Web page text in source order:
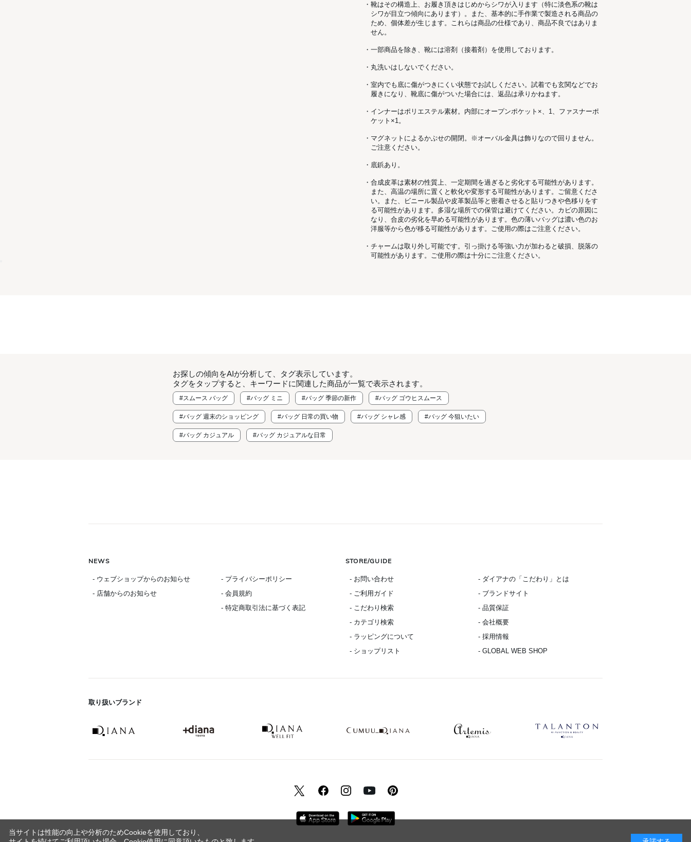
・靴はその構造上、お履き頂きはじめからシワが入ります（特に淡色系の靴は
シワが目立つ傾向にあります）。また、基本的に手作業で製造される商品の
ため、個体差が生じます。これらは商品の仕様であり、商品不良ではありま
せん。
・一部商品を除き、靴には溶剤（接着剤）を使用しております。
・丸洗いはしないでください。
・室内でも底に傷がつきにくい状態でお試しください。試着でも玄関などでお
履きになり、靴底に傷がついた場合には、返品は承りかねます。
・インナーはポリエステル素材。内部にオープンポケット×、1、ファスナーポ
ケット×1。
・マグネットによるかぶせの開閉。※オーバル金具は飾りなので回りません。
ご注意ください。
・底鋲あり。
・合成皮革は素材の性質上、一定期間を過ぎると劣化する可能性があります。
また、高温の場所に置くと軟化や変形する可能性があります。ご留意くださ
い。また、ビニール製品や皮革製品等と密着させると貼りつきや色移りをす
る可能性があります。多湿な場所での保管は避けてください。カビの原因に
なり、合皮の劣化を早める可能性があります。色の薄いバッグは濃い色のお
洋服等から色が移る可能性があります。ご使用の際はご注意ください。
・チャームは取り外し可能です。引っ掛ける等強い力が加わると破損、脱落の
可能性があります。ご使用の際は十分にご注意ください。
お探しの傾向をAIが分析して、タグ表示しています。
タグをタップすると、キーワードに関連した商品が一覧で表示されます。
#スムース バッグ #バッグ ミニ #バッグ 季節の新作 #バッグ ゴウヒスムース
#バッグ 週末のショッピング #バッグ 日常の買い物 #バッグ シャレ感 #バッグ 今狙いたい
#バッグ カジュアル #バッグ カジュアルな日常
NEWS
- ウェブショップからのお知らせ
- 店舗からのお知らせ
- プライバシーポリシー
- 会員規約
- 特定商取引法に基づく表記
STORE/GUIDE
- お問い合わせ
- ご利用ガイド
- こだわり検索
- カテゴリ検索
- ラッピングについて
- ショップリスト
- ダイアナの「こだわり」とは
- ブランドサイト
- 品質保証
- 会社概要
- 採用情報
- GLOBAL WEB SHOP
取り扱いブランド
当サイトは性能の向上や分析のためCookieを使用しており、